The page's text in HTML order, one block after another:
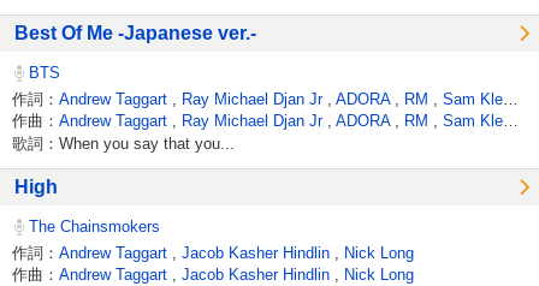
Best Of Me -Japanese ver.-
BTS
作詞： Andrew Taggart Ray Michael Djan Jr ADORA RM
Sam Klempner
作曲： Andrew Taggart Ray Michael Djan Jr ADORA RM Sam Klempner
歌詞：When you say that you...
High
The Chainsmokers
作詞： Andrew Taggart Jacob Kasher Hindlin
Nick Long
作曲： Andrew Taggart Jacob Kasher Hindlin Nick Long